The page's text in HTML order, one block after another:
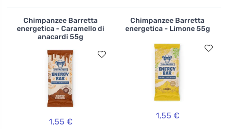
Chimpanzee Barretta
energetica - Caramello di
anacardi 55g
1,55 €
Chimpanzee Barretta
energetica - Limone 55g
1,55 €